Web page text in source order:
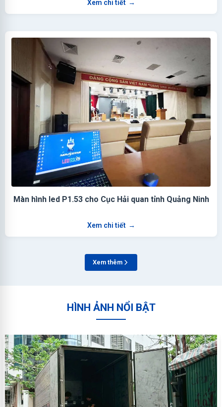
Xem chi tiết →
Màn hình led P1.53 cho Cục Hải quan tỉnh Quảng Ninh
Xem chi tiết →
Xem thêm
HÌNH ẢNH NỔI BẬT